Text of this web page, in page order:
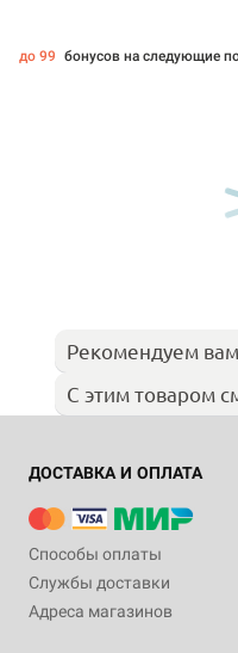
до 99 бонусов на следующие
Рекомендуем вам
С этим товаром
ДОСТАВКА И ОПЛАТА
Способы оплаты
Службы доставки
Адреса магазинов